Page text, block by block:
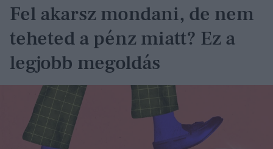
Fel akarsz mondani, de nem
teheted a pénz miatt? Ez a
legjobb megoldás